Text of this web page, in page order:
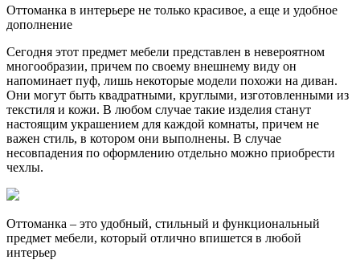
Оттоманка в интерьере не только красивое, а еще и удобное
дополнение
Сегодня этот предмет мебели представлен в невероятном
многообразии, причем по своему внешнему виду он
напоминает пуф, лишь некоторые модели похожи на диван.
Они могут быть квадратными, круглыми, изготовленными из
текстиля и кожи. В любом случае такие изделия станут
настоящим украшением для каждой комнаты, причем не
важен стиль, в котором они выполнены. В случае
несовпадения по оформлению отдельно можно приобрести
чехлы.
Оттоманка – это удобный, стильный и функциональный
предмет мебели, который отлично впишется в любой
интерьер